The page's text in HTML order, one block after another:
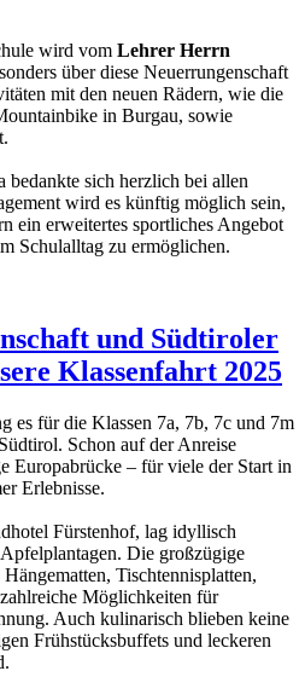
wird vom Lehrer Herrn
über diese Neuerrungenschaft
mit den neuen Rädern, wie die
in Burgau, sowie
sich herzlich bei allen
wird es künftig möglich sein,
ein erweitertes sportliches Angebot
Schulalltag zu ermöglichen.
und Südtiroler
Klassenfahrt 2025
es für die Klassen 7a, 7b, 7c und 7m
Schon auf der Anreise
Europabrücke – für viele der Start in
Erlebnisse.
Fürstenhof, lag idyllisch
Die großzügige
Tischtennisplatten,
Möglichkeiten für
Auch kulinarisch blieben keine
Frühstücksbuffets und leckeren